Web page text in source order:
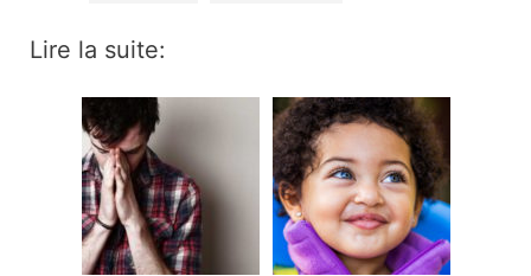
Lire la suite: